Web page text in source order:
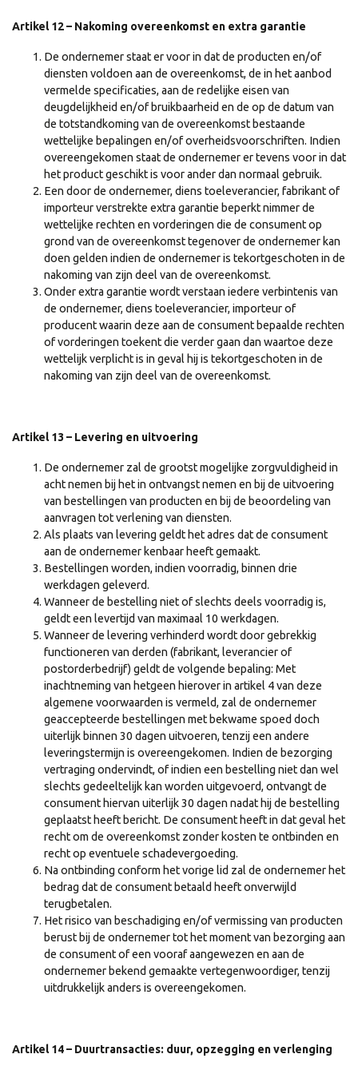
Artikel 12 – Nakoming overeenkomst en extra garantie
De ondernemer staat er voor in dat de producten en/of
diensten voldoen aan de overeenkomst, de in het aanbod
vermelde specificaties, aan de redelijke eisen van
deugdelijkheid en/of bruikbaarheid en de op de datum van
de totstandkoming van de overeenkomst bestaande
wettelijke bepalingen en/of overheidsvoorschriften. Indien
overeengekomen staat de ondernemer er tevens voor in dat
het product geschikt is voor ander dan normaal gebruik.
Een door de ondernemer, diens toeleverancier, fabrikant of
importeur verstrekte extra garantie beperkt nimmer de
wettelijke rechten en vorderingen die de consument op
grond van de overeenkomst tegenover de ondernemer kan
doen gelden indien de ondernemer is tekortgeschoten in de
nakoming van zijn deel van de overeenkomst.
Onder extra garantie wordt verstaan iedere verbintenis van
de ondernemer, diens toeleverancier, importeur of
producent waarin deze aan de consument bepaalde rechten
of vorderingen toekent die verder gaan dan waartoe deze
wettelijk verplicht is in geval hij is tekortgeschoten in de
nakoming van zijn deel van de overeenkomst.
Artikel 13 – Levering en uitvoering
De ondernemer zal de grootst mogelijke zorgvuldigheid in
acht nemen bij het in ontvangst nemen en bij de uitvoering
van bestellingen van producten en bij de beoordeling van
aanvragen tot verlening van diensten.
Als plaats van levering geldt het adres dat de consument
aan de ondernemer kenbaar heeft gemaakt.
Bestellingen worden, indien voorradig, binnen drie
werkdagen geleverd.
Wanneer de bestelling niet of slechts deels voorradig is,
geldt een levertijd van maximaal 10 werkdagen.
Wanneer de levering verhinderd wordt door gebrekkig
functioneren van derden (fabrikant, leverancier of
postorderbedrijf) geldt de volgende bepaling: Met
inachtneming van hetgeen hierover in artikel 4 van deze
algemene voorwaarden is vermeld, zal de ondernemer
geaccepteerde bestellingen met bekwame spoed doch
uiterlijk binnen 30 dagen uitvoeren, tenzij een andere
leveringstermijn is overeengekomen. Indien de bezorging
vertraging ondervindt, of indien een bestelling niet dan wel
slechts gedeeltelijk kan worden uitgevoerd, ontvangt de
consument hiervan uiterlijk 30 dagen nadat hij de bestelling
geplaatst heeft bericht. De consument heeft in dat geval het
recht om de overeenkomst zonder kosten te ontbinden en
recht op eventuele schadevergoeding.
Na ontbinding conform het vorige lid zal de ondernemer het
bedrag dat de consument betaald heeft onverwijld
terugbetalen.
Het risico van beschadiging en/of vermissing van producten
berust bij de ondernemer tot het moment van bezorging aan
de consument of een vooraf aangewezen en aan de
ondernemer bekend gemaakte vertegenwoordiger, tenzij
uitdrukkelijk anders is overeengekomen.
Artikel 14 – Duurtransacties: duur, opzegging en verlenging